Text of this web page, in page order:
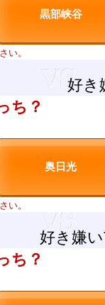
い。
好き
ち？
い。
好き嫌
ち？